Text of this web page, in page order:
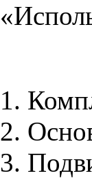
1.
2.
3.